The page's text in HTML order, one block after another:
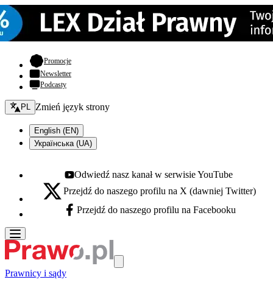
Promocje- otwiera się w nowej karcie
Newsletter
Podcasty
Zmień język - bieżący:
PL Zmień język strony
English (EN)
Українська (UA)
Youtube - otwiera się w nowej karcie
Odwiedź nasz kanał w serwisie YouTube
X - otwiera się w nowej karcie
Przejdź do naszego profilu na X (dawniej Twitter)
Facebook - otwiera się w nowej karcie
Przejdź do naszego profilu na Facebooku
Prawnicy i sądy